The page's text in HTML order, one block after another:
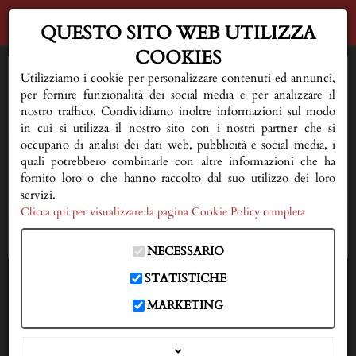
IN CASO DI DECESSO
333 3593150
HOME
AL VOSTRO FIANCO
QUALCHE CONSIGLIO
NECROLOGI
DOVE SIAMO
QUESTO SITO WEB UTILIZZA
COOKIES
Utilizziamo i cookie per personalizzare contenuti ed annunci,
per fornire funzionalità dei social media e per analizzare il
nostro traffico. Condividiamo inoltre informazioni sul modo
in cui si utilizza il nostro sito con i nostri partner che si
occupano di analisi dei dati web, pubblicità e social media, i
quali potrebbero combinarle con altre informazioni che ha
fornito loro o che hanno raccolto dal suo utilizzo dei loro
servizi.
Clicca qui per visualizzare la pagina Cookie Policy completa
NECESSARIO
STATISTICHE
MARKETING